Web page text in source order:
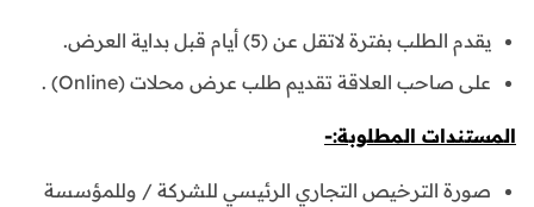
يقدم الطلب بفترة لاتقل عن (5) أيام قبل بداية العرض.
على صاحب العلاقة تقديم طلب عرض محلات (Online) .
المستندات المطلوبة:-
صورة الترخيص التجاري الرئيسي للشركة / وللمؤسسة